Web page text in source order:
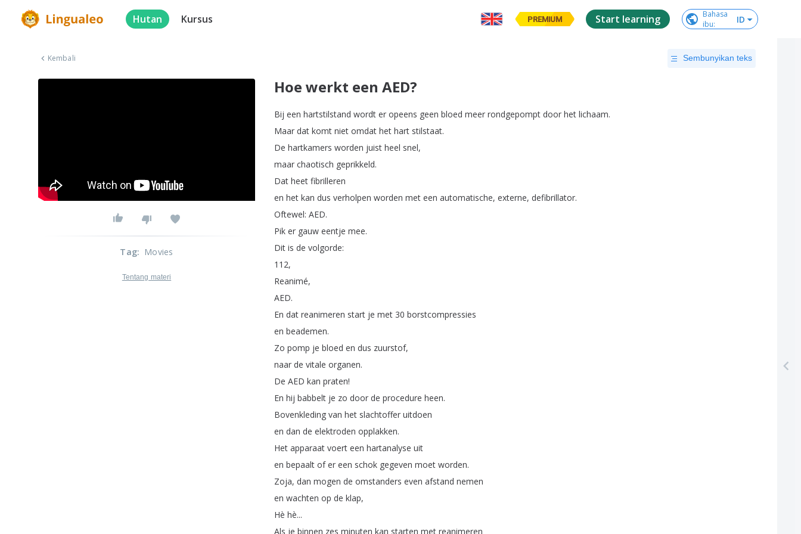
Hutan Kursus PREMIUM Start learning
Bahasa
ibu: ID
Kembali Sembunyikan teks
Hoe werkt een AED?
Bij een hartstilstand wordt er opeens geen bloed meer rondgepompt door het lichaam.
Maar dat komt niet omdat het hart stilstaat.
De hartkamers worden juist heel snel,
maar chaotisch geprikkeld.
Dat heet fibrilleren
en het kan dus verholpen worden met een automatische, externe, defibrillator.
Oftewel: AED.
Pik er gauw eentje mee.
Dit is de volgorde:
112,
Reanimé,
AED.
En dat reanimeren start je met 30 borstcompressies
en beademen.
Zo pomp je bloed en dus zuurstof,
naar de vitale organen.
De AED kan praten!
En hij babbelt je zo door de procedure heen.
Bovenkleding van het slachtoffer uitdoen
en dan de elektroden opplakken.
Het apparaat voert een hartanalyse uit
en bepaalt of er een schok gegeven moet worden.
Zoja, dan mogen de omstanders even afstand nemen
en wachten op de klap,
Hè hè...
Als je binnen zes minuten kan starten met reanimeren
Tag: Movies
Tentang materi